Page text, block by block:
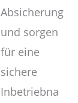
Absicherung
und sorgen
für eine
sichere
Inbetriebna